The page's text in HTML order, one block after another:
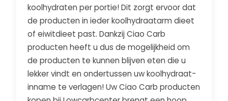
koolhydraten per portie! Dit zorgt ervoor dat
de producten in ieder koolhydraatarm dieet
of eiwitdieet past. Dankzij Ciao Carb
producten heeft u dus de mogelijkheid om
de producten te kunnen blijven eten die u
lekker vindt en ondertussen uw koolhydraat-
inname te verlagen! Uw Ciao Carb producten